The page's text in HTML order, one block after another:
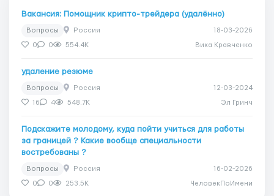
Вакансия: Помощник крипто-трейдера (удалённо)
Вопросы Россия 18-03-2026
0 0 554.4K Вика Кравченко
удаление резюме
Вопросы Россия 12-03-2024
16 4 548.7K Эл Гринч
Подскажите молодому, куда пойти учиться для работы
за границей ? Какие вообще специальности
востребованы ?
Вопросы Россия 16-02-2026
0 0 253.5K ЧеловекПоИмени